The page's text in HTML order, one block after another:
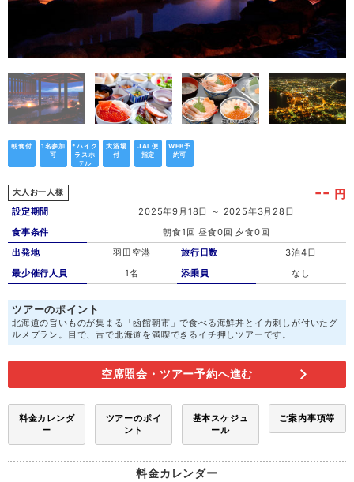
朝食付
1名参加
可
*ハイク
ラスホ
テル
大浴場
付
JAL便
指定
WEB予
約可
大人お一人様 -- 円
設定期間
2025年9月18日 ～ 2025年3月28日
食事条件
朝食1回 昼食0回 夕食0回
出発地
羽田空港
最少催行人員
1名
旅行日数
3泊4日
添乗員
なし
ツアーのポイント
北海道の旨いものが集まる「函館朝市」で食べる海鮮丼とイカ刺しが付いたグ
ルメプラン。目で、舌で北海道を満喫できるイチ押しツアーです。
空席照会・ツアー予約へ進む
料金カレンダ
ー
ツアーのポイ
ント
基本スケジュ
ール
ご案内事項等
料金カレンダー